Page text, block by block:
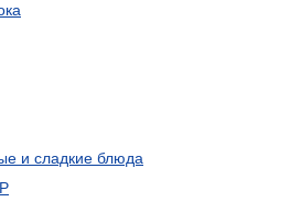
и сладкие блюда